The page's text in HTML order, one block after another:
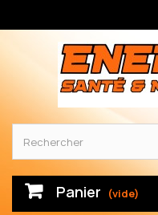
Panier (vide)